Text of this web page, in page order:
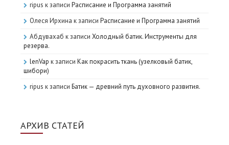
ripus к записи Расписание и Программа занятий
Олеся Ирхина к записи Расписание и Программа занятий
Абдувахаб к записи Холодный батик. Инструменты для
резерва.
lenVap к записи Как покрасить ткань (узелковый батик,
шибори)
ripus к записи Батик — древний путь духовного развития.
АРХИВ СТАТЕЙ